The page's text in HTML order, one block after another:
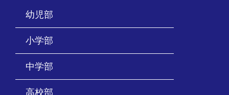
幼児部
小学部
中学部
高校部